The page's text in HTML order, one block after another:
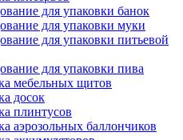
для упаковки банок
для упаковки муки
для упаковки питьевой
для упаковки пива
мебельных щитов
досок
плинтусов
аэрозольных баллончиков